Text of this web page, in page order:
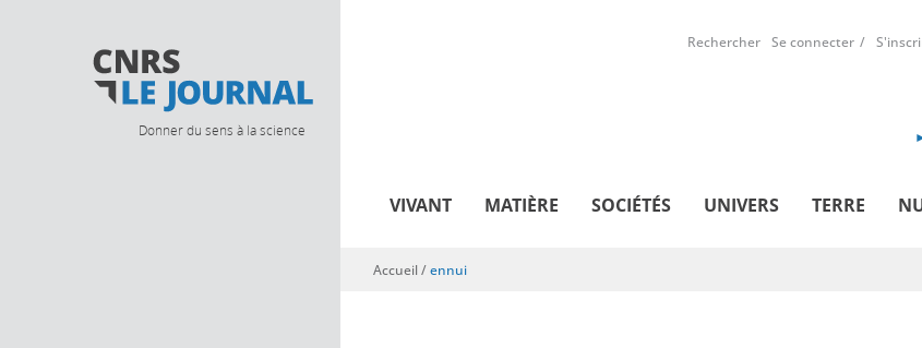
Donner du sens à la science
Rechercher Se connecter
VIVANT MATIÈRE SOCIÉTÉS UNIVERS TERRE
Vous êtes ici
Accueil/ennui